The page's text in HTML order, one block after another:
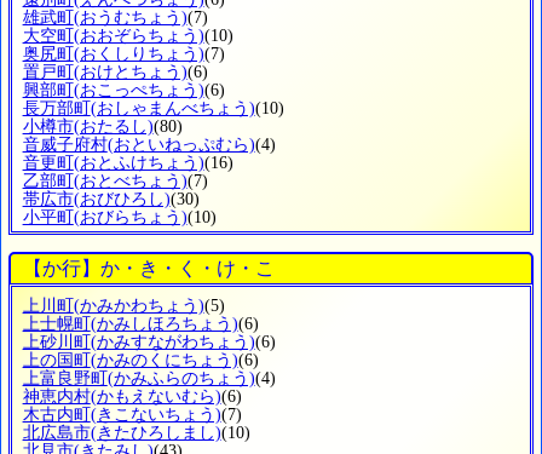
雄武町 (おうむちょう)(7)
大空町 (おおぞらちょう)(10)
奥尻町 (おくしりちょう)(7)
置戸町 (おけとちょう)(6)
興部町 (おこっぺちょう)(6)
長万部町 (おしゃまんべちょう)(10)
小樽市(おたるし)(80)
音威子府村(おといねっぷむら)(4)
音更町 (おとふけちょう)(16)
乙部町 (おとべちょう)(7)
帯広市(おびひろし)(30)
小平町 (おびらちょう)(10)
【か行】か・き・く・け・こ
上川町 (かみかわちょう)(5)
上士幌町 (かみしほろちょう)(6)
上砂川町 (かみすながわちょう)(6)
上の国町 (かみのくにちょう)(6)
上富良野町 (かみふらのちょう)(4)
神恵内村(かもえないむら)(6)
木古内町 (きこないちょう)(7)
北広島市(きたひろしまし)(10)